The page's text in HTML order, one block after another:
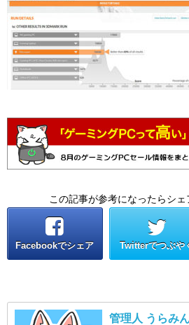
この記事が参考になったらシェ
Facebookでシェア Twitterでつぶや
管理人 うらみ